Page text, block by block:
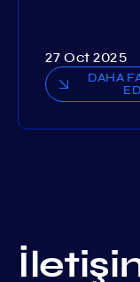
27 Oct 2025
DAHA